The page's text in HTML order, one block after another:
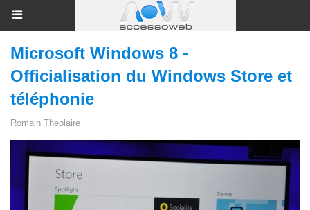
Microsoft Windows 8 -
Officialisation du Windows Store et
téléphonie
Romain Theolaire